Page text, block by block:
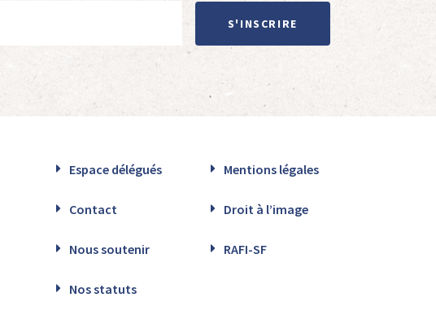
S'INSCRIRE
Espace délégués Mentions légales
Contact Droit à l’image
Nous soutenir RAFI-SF
Nos statuts